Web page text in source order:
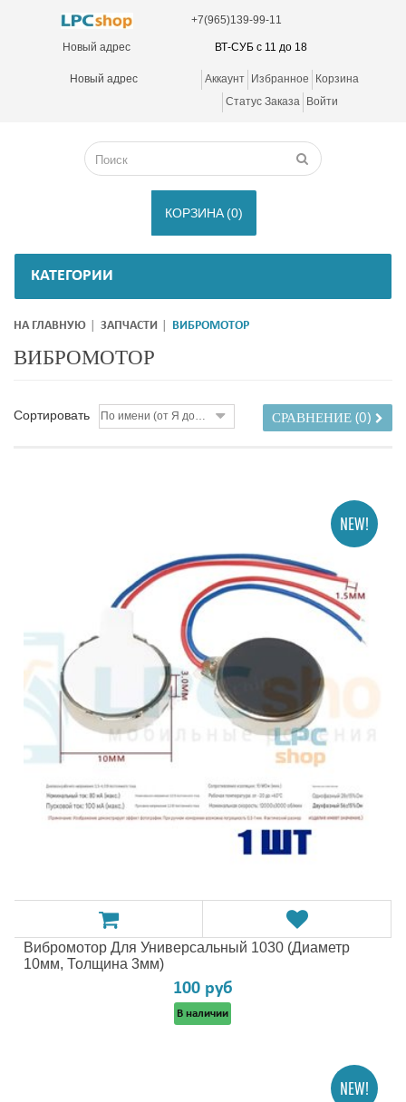
+7(965)139-99-11
Новый адрес ВТ-СУБ с 11 до 18
Новый адрес Аккаунт Избранное
Корзина
Статус Заказа
Войти
КОРЗИНА (0)
КАТЕГОРИИ
НА ГЛАВНУЮ ЗАПЧАСТИ ВИБРОМОТОР
ВИБРОМОТОР
Сортировать По имени (от Я до A) СРАВНЕНИЕ (0)
Вибромотор Для Универсальный 1030 (диаметр
10мм, Толщина 3мм)
100 руб
В наличии
NEW!
NEW!